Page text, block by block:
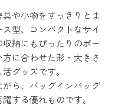
や小物をすっきりとま
型、コンパクトなサイ
納にもぴったりのポー
に合わせた形・大きさ
グッズです。
ら、バッグインバッグ
する優れものです。